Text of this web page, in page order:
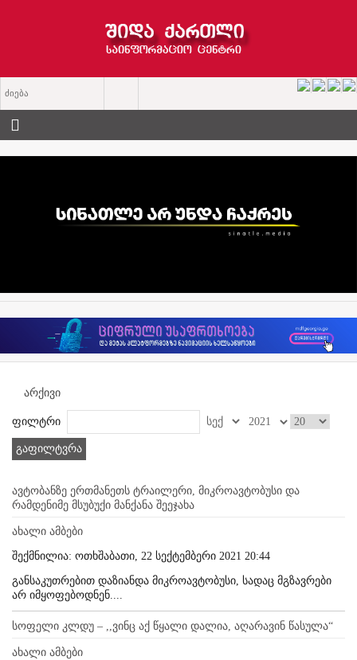
არქივი
ფილტრი
გაფილტვრა
ავტობანზე ერთმანეთს ტრაილერი, მიკროავტობუსი და
რამდენიმე მსუბუქი მანქანა შეეჯახა
ახალი ამბები
შექმნილია: ოთხშაბათი, 22 სექტემბერი 2021 20:44
განსაკუთრებით დაზიანდა მიკროავტობუსი, სადაც მგზავრები
არ იმყოფებოდნენ....
სოფელი კლდუ – ,,ვინც აქ წყალი დალია, აღარავინ წასულა“
ახალი ამბები